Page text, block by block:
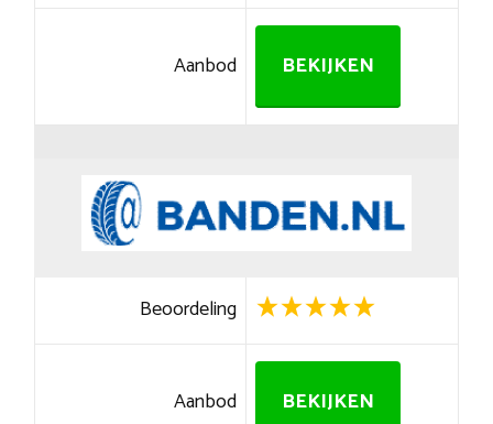
Aanbod BEKIJKEN
Beoordeling
Aanbod BEKIJKEN